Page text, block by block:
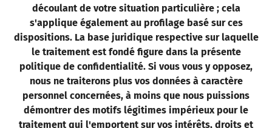
découlant de votre situation particulière ; cela
s'applique également au profilage basé sur ces
dispositions. La base juridique respective sur laquelle
le traitement est fondé figure dans la présente
politique de confidentialité. Si vous vous y opposez,
nous ne traiterons plus vos données à caractère
personnel concernées, à moins que nous puissions
démontrer des motifs légitimes impérieux pour le
traitement qui l'emportent sur vos intérêts, droits et